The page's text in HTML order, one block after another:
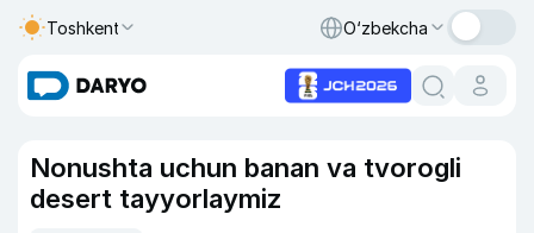
Toshkent O‘zbekcha
Nonushta uchun banan va tvorogli
desert tayyorlaymiz